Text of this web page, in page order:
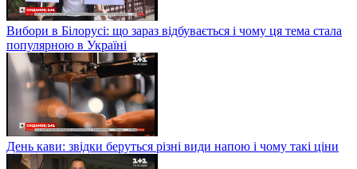
Вибори в Білорусі: що зараз відбувається і чому ця тема стала
популярною в Україні
День кави: звідки беруться різні види напою і чому такі ціни